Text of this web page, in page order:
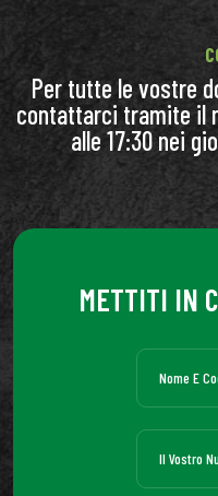
Per tutte le vostre
contattarci tramite il
alle 17:30 nei
METTITI IN